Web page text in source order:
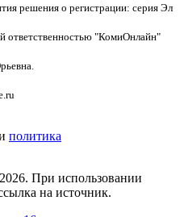
решения о регистрации: серия Эл
ответственностью "КомиОнлайн"
политика
При использовании
на источник.